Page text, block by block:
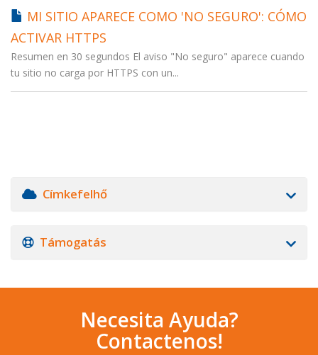
MI SITIO APARECE COMO 'NO SEGURO': CÓMO
ACTIVAR HTTPS
Resumen en 30 segundos El aviso "No seguro" aparece cuando
tu sitio no carga por HTTPS con un...
Címkefelhő
Támogatás
Necesita Ayuda?
Contactenos!